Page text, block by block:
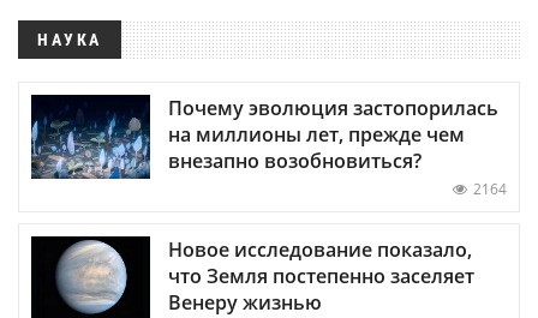
НАУКА
Почему эволюция застопорилась
на миллионы лет, прежде чем
внезапно возобновиться?
2164
Новое исследование показало,
что Земля постепенно заселяет
Венеру жизнью